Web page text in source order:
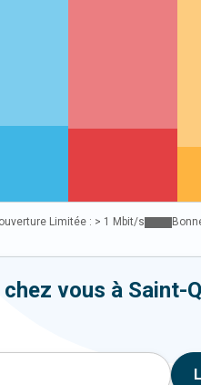
Limitée : > 1 Mbit/s
vous à Saint-